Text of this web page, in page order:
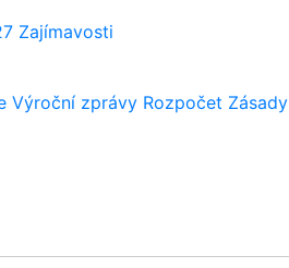
Zajímavosti
Výroční zprávy Rozpočet Zásady